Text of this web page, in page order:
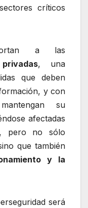
críticos
a las
, una
que deben
y con
su
afectadas
pero no sólo
que también
y la
será